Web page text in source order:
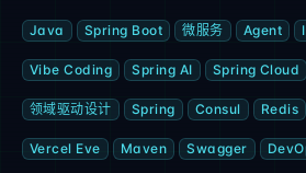
Java Spring Boot 微服务 Agent
Vibe Coding Spring AI Spring Cloud
领域驱动设计 Spring Consul Redis
Vercel Eve Maven Swagger